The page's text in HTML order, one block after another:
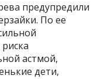
предупредили
По ее
астмой,
дети,